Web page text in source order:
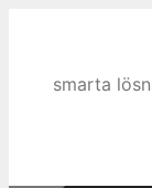
smarta